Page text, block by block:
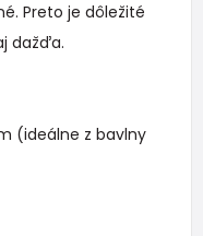
Preto je dôležité
dažďa.
(ideálne z bavlny